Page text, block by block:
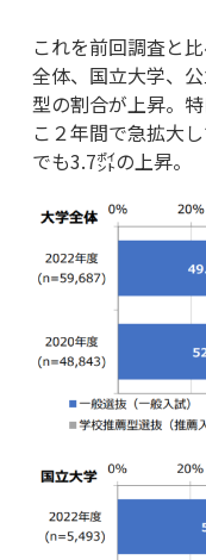
これを前回調査と
全体、国立大学、
型の割合が上昇。
こ２年間で急拡大
でも3.7㌽の上昇。